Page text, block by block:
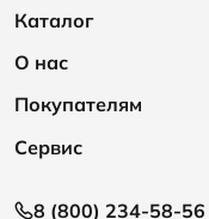
Каталог
О нас
Покупателям
Сервис
8 (800) 234-58-56